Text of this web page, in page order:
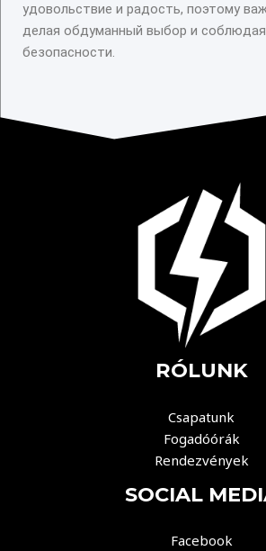
удовольствие и радость, поэтому
делая обдуманный выбор и соблюдая
безопасности.
RÓLUNK
Csapatunk
Fogadóórák
Rendezvények
SOCIAL
Facebook